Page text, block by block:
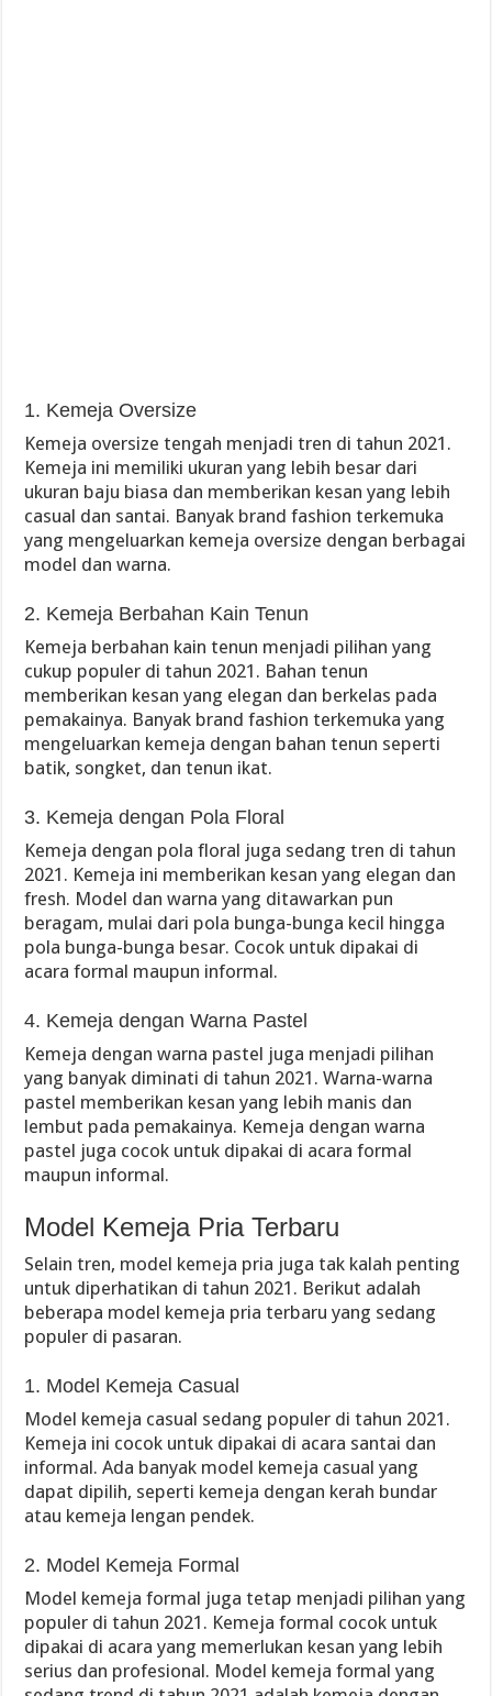
1. Kemeja Oversize
Kemeja oversize tengah menjadi tren di tahun 2021.
Kemeja ini memiliki ukuran yang lebih besar dari
ukuran baju biasa dan memberikan kesan yang lebih
casual dan santai. Banyak brand fashion terkemuka
yang mengeluarkan kemeja oversize dengan berbagai
model dan warna.
2. Kemeja Berbahan Kain Tenun
Kemeja berbahan kain tenun menjadi pilihan yang
cukup populer di tahun 2021. Bahan tenun
memberikan kesan yang elegan dan berkelas pada
pemakainya. Banyak brand fashion terkemuka yang
mengeluarkan kemeja dengan bahan tenun seperti
batik, songket, dan tenun ikat.
3. Kemeja dengan Pola Floral
Kemeja dengan pola floral juga sedang tren di tahun
2021. Kemeja ini memberikan kesan yang elegan dan
fresh. Model dan warna yang ditawarkan pun
beragam, mulai dari pola bunga-bunga kecil hingga
pola bunga-bunga besar. Cocok untuk dipakai di
acara formal maupun informal.
4. Kemeja dengan Warna Pastel
Kemeja dengan warna pastel juga menjadi pilihan
yang banyak diminati di tahun 2021. Warna-warna
pastel memberikan kesan yang lebih manis dan
lembut pada pemakainya. Kemeja dengan warna
pastel juga cocok untuk dipakai di acara formal
maupun informal.
Model Kemeja Pria Terbaru
Selain tren, model kemeja pria juga tak kalah penting
untuk diperhatikan di tahun 2021. Berikut adalah
beberapa model kemeja pria terbaru yang sedang
populer di pasaran.
1. Model Kemeja Casual
Model kemeja casual sedang populer di tahun 2021.
Kemeja ini cocok untuk dipakai di acara santai dan
informal. Ada banyak model kemeja casual yang
dapat dipilih, seperti kemeja dengan kerah bundar
atau kemeja lengan pendek.
2. Model Kemeja Formal
Model kemeja formal juga tetap menjadi pilihan yang
populer di tahun 2021. Kemeja formal cocok untuk
dipakai di acara yang memerlukan kesan yang lebih
serius dan profesional. Model kemeja formal yang